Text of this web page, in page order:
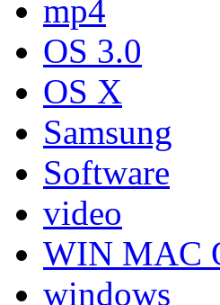
mp4
OS 3.0
OS X
Samsung
Software
video
WIN MAC
windows